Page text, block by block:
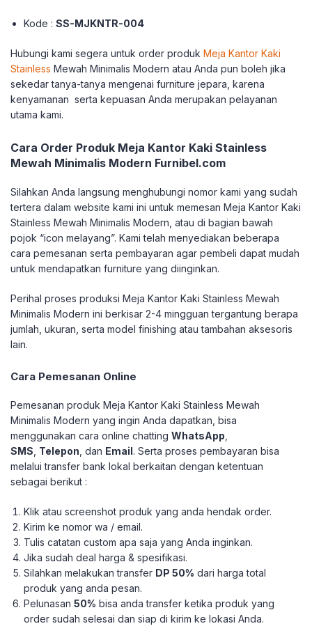
Kode :SS-MJKNTR-004
Hubungi kami segera untuk order produk Meja Kantor Kaki
Stainless Mewah Minimalis Modern atau Anda pun boleh jika
sekedar tanya-tanya mengenai furniture jepara, karena
kenyamanan serta kepuasan Anda merupakan pelayanan
utama kami.
Cara Order Produk Meja Kantor Kaki Stainless
Mewah Minimalis Modern Furnibel.com
Silahkan Anda langsung menghubungi nomor kami yang sudah
tertera dalam website kami ini untuk memesan Meja Kantor Kaki
Stainless Mewah Minimalis Modern, atau di bagian bawah
pojok “icon melayang”. Kami telah menyediakan beberapa
cara pemesanan serta pembayaran agar pembeli dapat mudah
untuk mendapatkan furniture yang diinginkan.
Perihal proses produksi Meja Kantor Kaki Stainless Mewah
Minimalis Modern ini berkisar 2-4 mingguan tergantung berapa
jumlah, ukuran, serta model finishing atau tambahan aksesoris
lain.
Cara Pemesanan Online
Pemesanan produk Meja Kantor Kaki Stainless Mewah
Minimalis Modern yang ingin Anda dapatkan, bisa
menggunakan cara online chatting WhatsApp
SMS Telepon , dan Email. Serta proses pembayaran bisa
melalui transfer bank lokal berkaitan dengan ketentuan
sebagai berikut :
Klik atau screenshot produk yang anda hendak order.
Kirim ke nomor wa / email.
Tulis catatan custom apa saja yang Anda inginkan.
Jika sudah deal harga & spesifikasi.
Silahkan melakukan transfer DP 50% dari harga total
produk yang anda pesan.
Pelunasan50% bisa anda transfer ketika produk yang
order sudah selesai dan siap di kirim ke lokasi Anda.